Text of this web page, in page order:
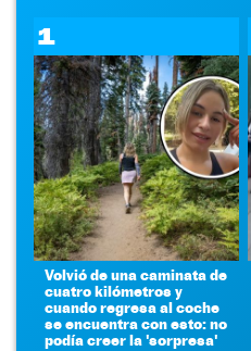
1
Volvió de una caminata de
cuatro kilómetros y
cuando regresa al coche
se encuentra con esto: no
podía creer la 'sorpresa'